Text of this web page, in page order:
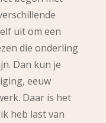
uit om een
die onderling
Dan kun je
eeuw
Daar is het
heb last van